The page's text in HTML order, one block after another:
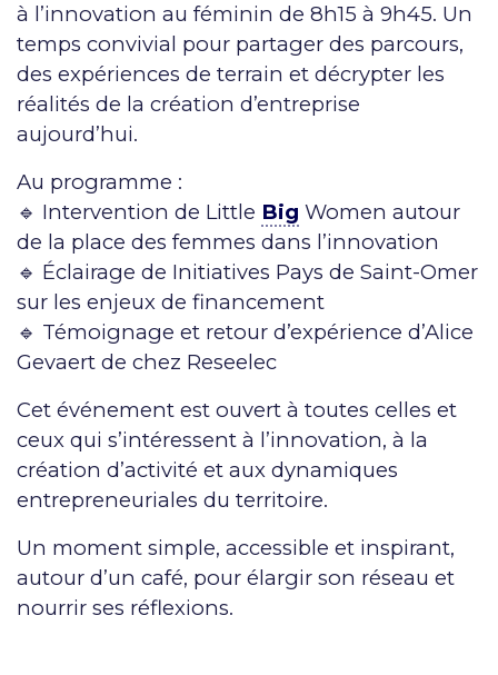
à l’innovation au féminin de 8h15 à 9h45. Un
temps convivial pour partager des parcours,
des expériences de terrain et décrypter les
réalités de la création d’entreprise
aujourd’hui.
Au programme :
🔹 Intervention de Little Big Women autour
de la place des femmes dans l’innovation
🔹 Éclairage de Initiatives Pays de Saint-Omer
sur les enjeux de financement
🔹 Témoignage et retour d’expérience d’Alice
Gevaert de chez Reseelec
Cet événement est ouvert à toutes celles et
ceux qui s’intéressent à l’innovation, à la
création d’activité et aux dynamiques
entrepreneuriales du territoire.
Un moment simple, accessible et inspirant,
autour d’un café, pour élargir son réseau et
nourrir ses réflexions.